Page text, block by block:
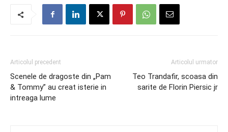
Articolul precedent
Scenele de dragoste din „Pam
& Tommy” au creat isterie in
intreaga lume
Articolul urmator
Teo Trandafir, scoasa din
sarite de Florin Piersic jr